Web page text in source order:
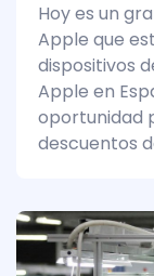
Hoy es un
Apple que
dispositivos
Apple en
oportunidad
descuentos